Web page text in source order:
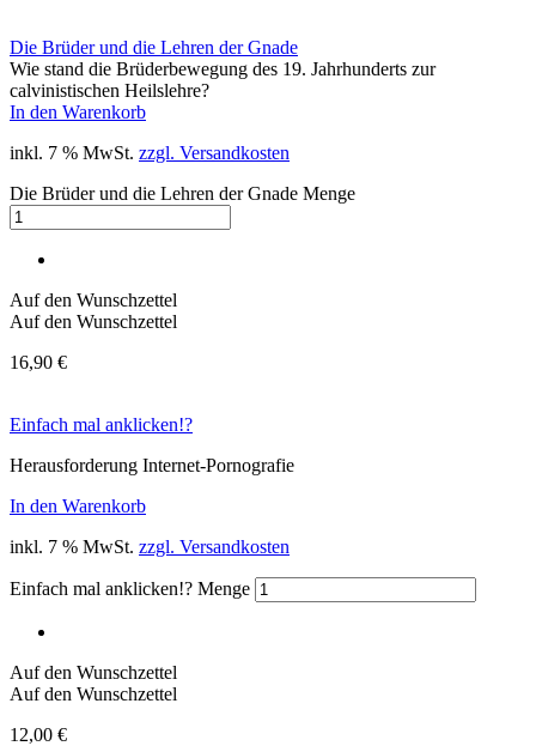
Die Brüder und die Lehren der Gnade
Wie stand die Brüderbewegung des 19. Jahrhunderts zur
calvinistischen Heilslehre?
In den Warenkorb
inkl. 7 % MwSt. zzgl. Versandkosten
Die Brüder und die Lehren der Gnade Menge
Auf den Wunschzettel
Auf den Wunschzettel
16,90 €
Einfach mal anklicken!?
Herausforderung Internet-Pornografie
In den Warenkorb
inkl. 7 % MwSt. zzgl. Versandkosten
Einfach mal anklicken!? Menge
Auf den Wunschzettel
Auf den Wunschzettel
12,00 €